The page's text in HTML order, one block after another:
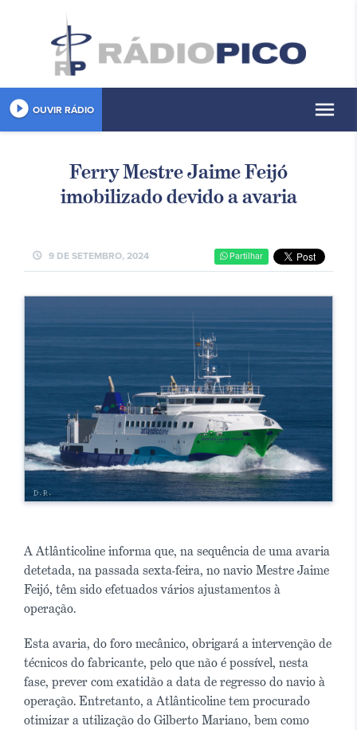
play_circle_filled OUVIR RÁDIO menu
Ferry Mestre Jaime Feijó
imobilizado devido a avaria
schedule 9 DE SETEMBRO, 2024 Partilhar
A Atlânticoline informa que, na sequência de uma avaria
detetada, na passada sexta-feira, no navio Mestre Jaime
Feijó, têm sido efetuados vários ajustamentos à
operação.
Esta avaria, do foro mecânico, obrigará a intervenção de
técnicos do fabricante, pelo que não é possível, nesta
fase, prever com exatidão a data de regresso do navio à
operação. Entretanto, a Atlânticoline tem procurado
otimizar a utilização do Gilberto Mariano, bem como